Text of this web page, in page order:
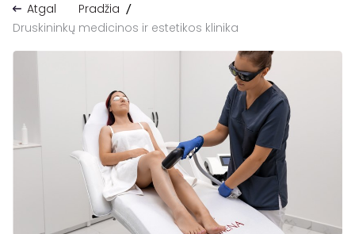
Atgal
Pradžia
Druskininkų medicinos ir estetikos klinika